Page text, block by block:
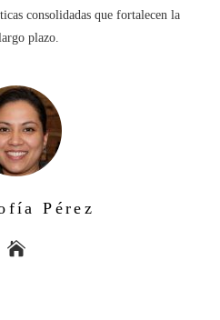
consolidadas que fortalecen la
plazo.
Pérez